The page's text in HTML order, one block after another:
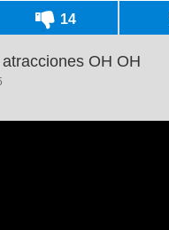
14
OH OH